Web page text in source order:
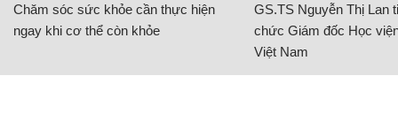
Chăm sóc sức khỏe cần thực hiện
ngay khi cơ thể còn khỏe
GS.TS Nguyễn Thị Lan
chức Giám đốc Học
Việt Nam